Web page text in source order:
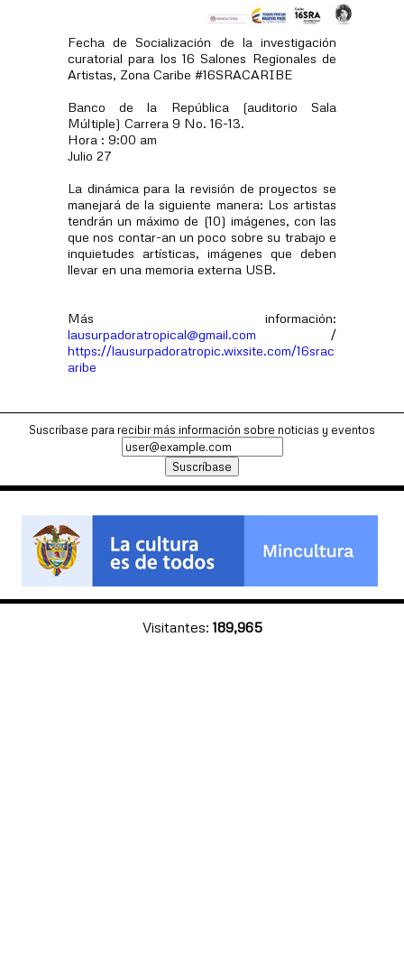
Fecha de Socialización de la investigación
curatorial para los 16 Salones Regionales de
Artistas, Zona Caribe #16SRACARIBE
Banco de la República (auditorio Sala
Múltiple) Carrera 9 No. 16-13.
Hora : 9:00 am
Julio 27
La dinámica para la revisión de proyectos se
manejará de la siguiente manera: Los artistas
tendrán un máximo de (10) imágenes, con las
que nos contar-an un poco sobre su trabajo e
inquietudes artísticas, imágenes que deben
llevar en una memoria externa USB.
Más información:
lausurpadoratropical@gmail.com /
https://lausurpadoratropic.wixsite.com/16srac
aribe
Suscríbase para recibir más información sobre noticias y eventos
Visitantes: 189,965